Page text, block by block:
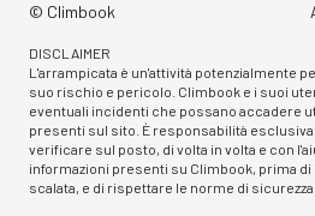
© Climbook
DISCLAIMER
L'arrampicata è un'attività potenzialmente
suo rischio e pericolo. Climbook e i suoi
eventuali incidenti che possano accadere
presenti sul sito. È responsabilità
verificare sul posto, di volta in volta e con
informazioni presenti su Climbook, prima
scalata, e di rispettare le norme di sicurezza.